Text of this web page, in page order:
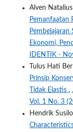
Alven
Pemanfaatan
Ekonomi,
IDENTIK -
Tulus Hati
Prinsip
Tidak Elastis ,
Vol. 1 No. 3
Hendrik